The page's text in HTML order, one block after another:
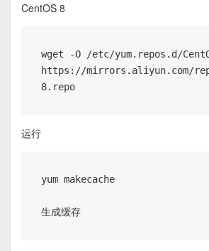
CentOS 8
wget -O /etc/yum.repos.d/
https://mirrors.aliyun.com/
运行
yum makecache
生成缓存